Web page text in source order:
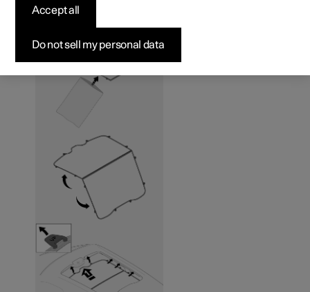
panoramic roof
Do not sell my personal data
Accept all